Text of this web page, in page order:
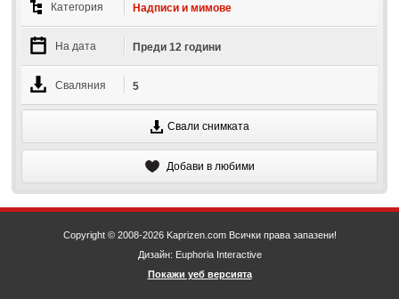
Категория Надписи и мимове
На дата Преди 12 години
Сваляния 5
Свали снимката
Добави в любими
Copyright © 2008-2026 Kaprizen.com Всички права запазени!
Дизайн: Euphoria Interactive
Покажи уеб версията